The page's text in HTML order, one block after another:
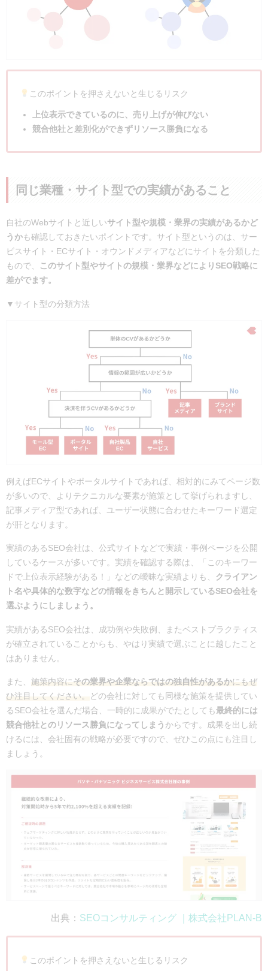
このポイントを押さえないと生じるリスク
上位表示できているのに、売り上げが伸びない
競合他社と差別化ができずリソース勝負になる
同じ業種・サイト型での実績があること
自社のWebサイトと近しいサイト型や規模・業界の実績があるかど
うかも確認しておきたいポイントです。サイト型というのは、サー
ビスサイト・ECサイト・オウンドメディアなどにサイトを分類した
もので、
このサイト型やサイトの規模・業界などによりSEO戦略に
差がでます。
▼サイト型の分類方法
例えばECサイトやポータルサイトであれば、相対的にみてページ数
が多いので、よりテクニカルな要素が施策として挙げられますし、
記事メディア型であれば、ユーザー状態に合わせたキーワード選定
が肝となります。
実績のあるSEO会社は、公式サイトなどで実績・事例ページを公開
しているケースが多いです。実績を確認する際は、「このキーワー
ドで上位表示経験がある！」などの曖昧な実績よりも、
クライアン
ト名や具体的な数字などの情報をきちんと開示しているSEO会社を
選ぶようにしましょう。
実績があるSEO会社は、成功例や失敗例、またベストプラクティス
が確立されていることからも、やはり実績で選ぶことに越したこと
はありません。
また、 施策内容にその業界や企業ならではの独自性があるかにもぜ
ひ注目してください。
どの会社に対しても同様な施策を提供してい
るSEO会社を選んだ場合、一時的に成果がでたとしても最終的には
競合他社とのリソース勝負になってしまう からです。成果を出し続
けるには、会社固有の戦略が必要ですので、ぜひこの点にも注目し
ましょう。
出典： SEOコンサルティング ｜株式会社PLAN-B
このポイントを押さえないと生じるリスク